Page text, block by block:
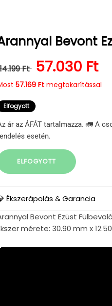
Bevont
ár
Ft 57.030 Ft
57.169 Ftmegtakarítással
Elfogyott
ár az ÁFÁT tartalmazza. 🚛 A
esetén.
ELFOGYOTT
Ékszerápolás & Garancia
Bevont Ezüst
mérete: 30.90 mm x